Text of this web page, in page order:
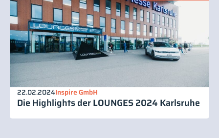
22.02.2024Inspire GmbH
Die Highlights der LOUNGES 2024 Karlsruhe